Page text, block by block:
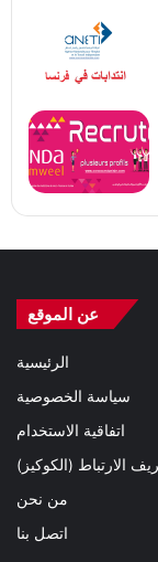
عن الموقع
الرئيسية
سياسة الخصوصية
اتفاقية الاستخدام
الارتباط (الكوكيز)
من نحن
اتصل بنا